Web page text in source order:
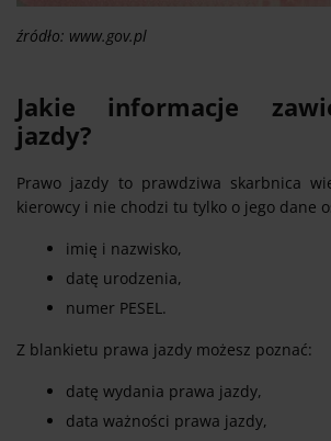
źródło: www.gov.pl
Jakie informacje
jazdy?
Prawo jazdy to prawdziwa skarbnica
kierowcy i nie chodzi tu tylko o jego dane
imię i nazwisko,
datę urodzenia,
numer PESEL.
Z blankietu prawa jazdy możesz poznać:
datę wydania prawa jazdy,
data ważności prawa jazdy,